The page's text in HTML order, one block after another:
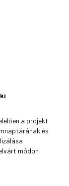
a projekt
és
módon